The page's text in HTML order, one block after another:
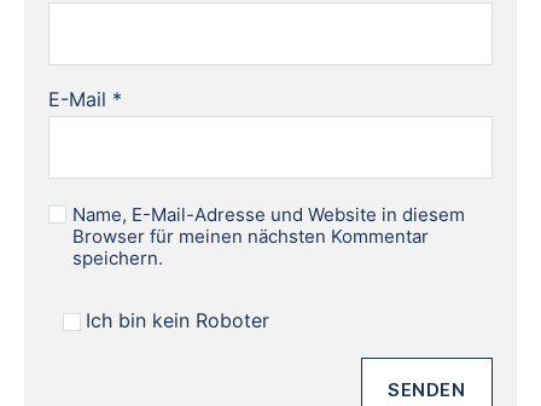
E-Mail *
Name, E-Mail-Adresse und Website in diesem
Browser für meinen nächsten Kommentar
speichern.
Ich bin kein Roboter